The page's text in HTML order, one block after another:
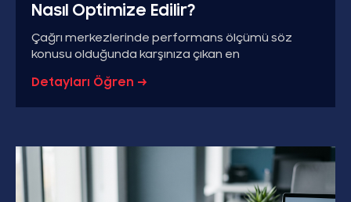
Nasıl Optimize Edilir?
Çağrı merkezlerinde performans ölçümü söz
konusu olduğunda karşınıza çıkan en
Detayları Öğren →